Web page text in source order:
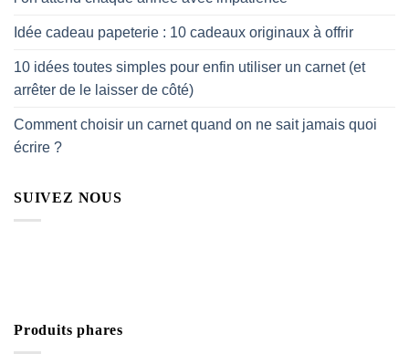
Idée cadeau papeterie : 10 cadeaux originaux à offrir
10 idées toutes simples pour enfin utiliser un carnet (et
arrêter de le laisser de côté)
Comment choisir un carnet quand on ne sait jamais quoi
écrire ?
SUIVEZ NOUS
Produits phares